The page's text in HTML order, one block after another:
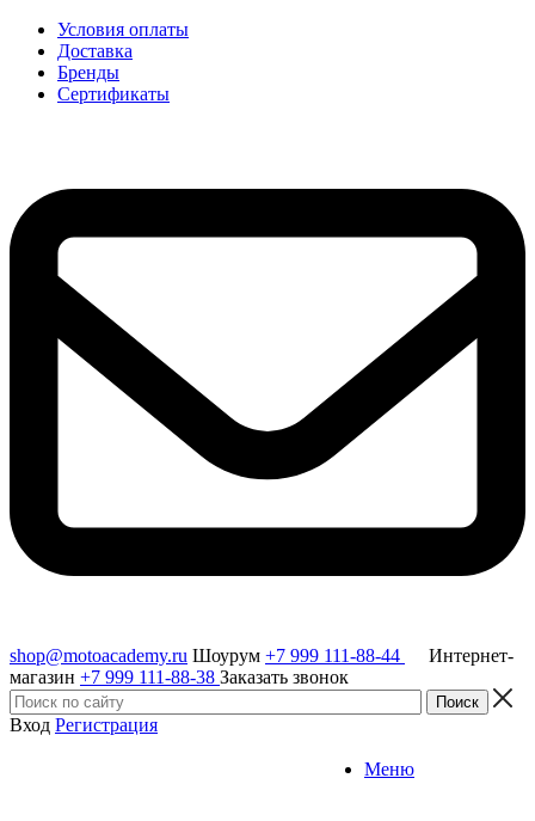
Условия оплаты
Доставка
Бренды
Сертификаты
shop@motoacademy.ru Шоурум +7 999 111-88-44
Интернет-
магазин +7 999 111-88-38 Заказать звонок
Вход Регистрация
Меню